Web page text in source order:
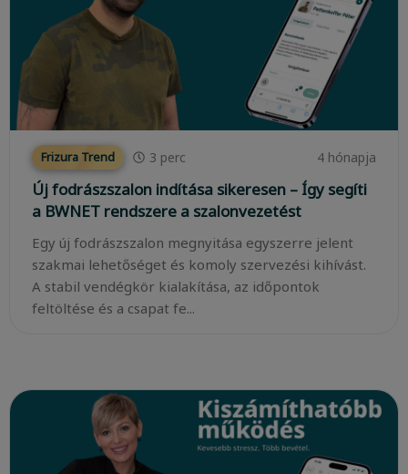
Frizura Trend 3 perc 4 hónapja
Új fodrászszalon indítása sikeresen – Így segíti
a BWNET rendszere a szalonvezetést
Egy új fodrászszalon megnyitása egyszerre jelent
szakmai lehetőséget és komoly szervezési kihívást.
A stabil vendégkör kialakítása, az időpontok
feltöltése és a csapat fe...